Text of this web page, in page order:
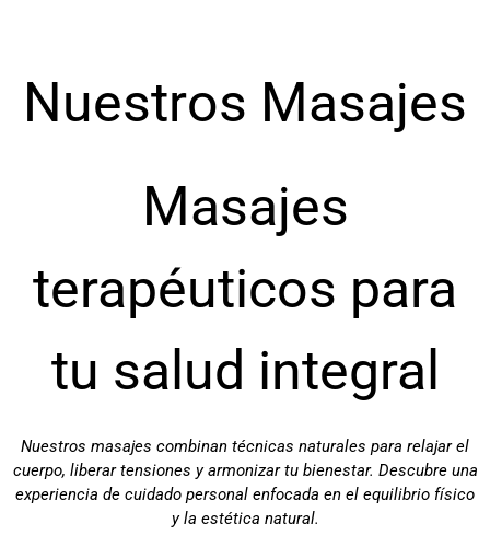
Nuestros Masajes
Masajes
terapéuticos para
tu salud integral
Nuestros masajes combinan técnicas naturales para relajar el
cuerpo, liberar tensiones y armonizar tu bienestar. Descubre una
experiencia de cuidado personal enfocada en el equilibrio físico
y la estética natural.